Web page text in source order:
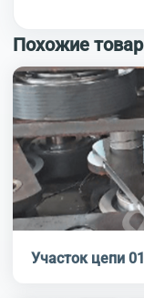
Похожие
Участок цепи